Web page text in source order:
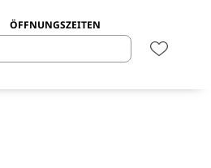
ÖFFNUNGSZEITEN